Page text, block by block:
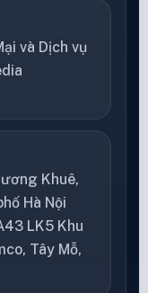
và Dịch vụ
Khuê,
Hà Nội
LK5 Khu
Tây Mỗ,